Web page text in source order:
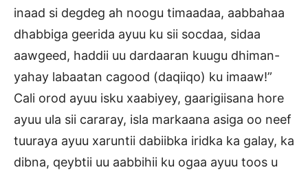
inaad si degdeg ah noogu timaadaa, aabbahaa
dhabbiga geerida ayuu ku sii socdaa, sidaa
aawgeed, haddii uu dardaaran kuugu dhiman-
yahay labaatan cagood (daqiiqo) ku imaaw!”
Cali orod ayuu isku xaabiyey, gaarigiisana hore
ayuu ula sii cararay, isla markaana asiga oo neef
tuuraya ayuu xaruntii dabiibka iridka ka galay, ka
dibna, qeybtii uu aabbihii ku ogaa ayuu toos u